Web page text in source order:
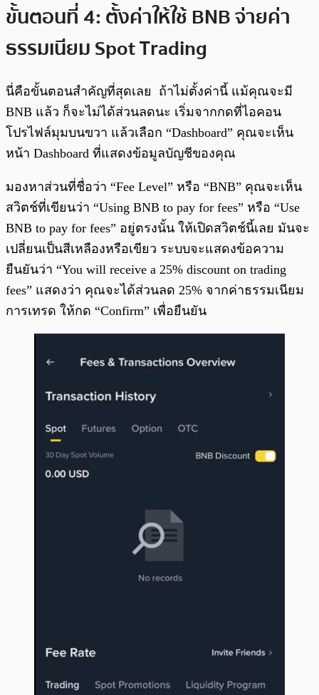
ขั้นตอนที่ 4: ตั้งค่าให้ใช้ BNB จ่ายค่า
ธรรมเนียม Spot Trading
นี่คือขั้นตอนสำคัญที่สุดเลย ถ้าไม่ตั้งค่านี้ แม้คุณจะมี
BNB แล้ว ก็จะไม่ได้ส่วนลดนะ เริ่มจากกดที่ไอคอน
โปรไฟล์มุมบนขวา แล้วเลือก “Dashboard” คุณจะเห็น
หน้า Dashboard ที่แสดงข้อมูลบัญชีของคุณ
มองหาส่วนที่ชื่อว่า “Fee Level” หรือ “BNB” คุณจะเห็น
สวิตช์ที่เขียนว่า “Using BNB to pay for fees” หรือ “Use
BNB to pay for fees” อยู่ตรงนั้น ให้เปิดสวิตช์นี้เลย มันจะ
เปลี่ยนเป็นสีเหลืองหรือเขียว ระบบจะแสดงข้อความ
ยืนยันว่า “You will receive a 25% discount on trading
fees” แสดงว่า คุณจะได้ส่วนลด 25% จากค่าธรรมเนียม
การเทรด ให้กด “Confirm” เพื่อยืนยัน